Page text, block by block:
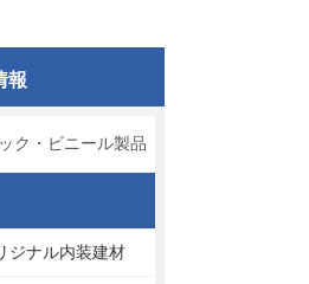
報
ク・ビニール製品
ジナル内装建材